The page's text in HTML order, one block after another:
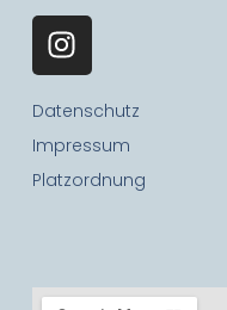
Datenschutz
Impressum
Platzordnung